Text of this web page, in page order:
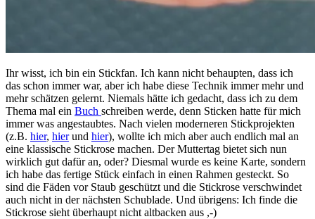
Ihr wisst, ich bin ein Stickfan. Ich kann nicht behaupten, dass ich
das schon immer war, aber ich habe diese Technik immer mehr und
mehr schätzen gelernt. Niemals hätte ich gedacht, dass ich zu dem
Thema mal ein Buch schreiben werde, denn Sticken hatte für mich
immer was angestaubtes. Nach vielen moderneren Stickprojekten
(z.B. hier, hierund hier), wollte ich mich aber auch endlich mal an
eine klassische Stickrose machen. Der Muttertag bietet sich nun
wirklich gut dafür an, oder? Diesmal wurde es keine Karte, sondern
ich habe das fertige Stück einfach in einen Rahmen gesteckt. So
sind die Fäden vor Staub geschützt und die Stickrose verschwindet
auch nicht in der nächsten Schublade. Und übrigens: Ich finde die
Stickrose sieht überhaupt nicht altbacken aus ,-)